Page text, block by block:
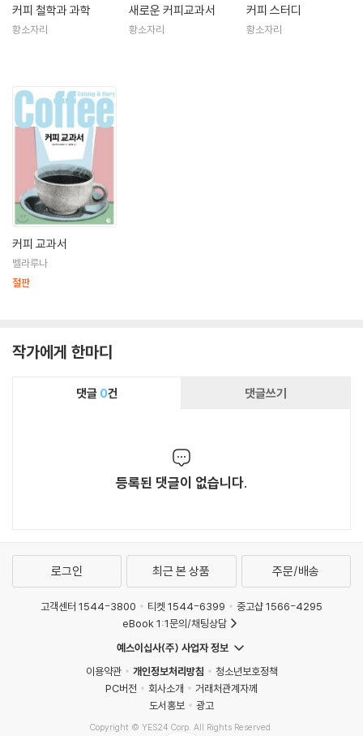
커피 철학과 과학
황소자리
새로운 커피교과서
황소자리
커피 스터디
황소자리
커피 교과서
벨라루나
절판
작가에게 한마디
댓글 0건 댓글쓰기
등록된 댓글이 없습니다.
로그인 최근 본 상품 주문/배송
고객센터 1544-3800 티켓 1544-6399
중고샵 1566-4295
eBook 1:1문의/채팅상담
예스이십사(주) 사업자 정보
이용약관
개인정보처리방침
청소년보호정책
PC버전
회사소개
거래처관계자께
도서홍보
광고
Copyright © YES24 Corp. All Rights Reserved.